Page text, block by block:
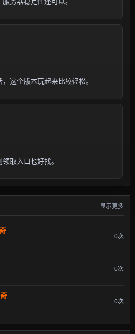
这个版本玩起来比较轻松。
取入口也好找。
显示更多
0次
0次
0次